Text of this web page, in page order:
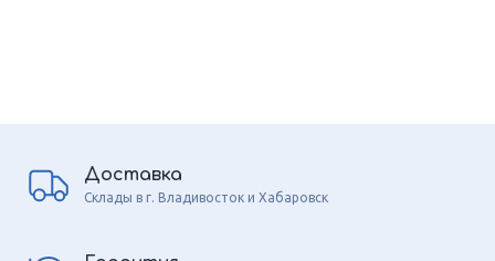
Доставка
Склады в г. Владивосток и Хабаровск